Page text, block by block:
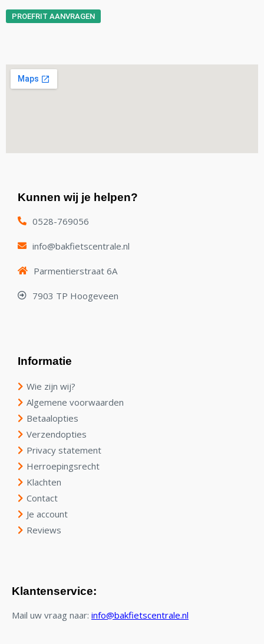
PROEFRIT AANVRAGEN
Kunnen wij je helpen?
0528-769056
info@bakfietscentrale.nl
Parmentierstraat 6A
7903 TP Hoogeveen
Informatie
Wie zijn wij?
Algemene voorwaarden
Betaalopties
Verzendopties
Privacy statement
Herroepingsrecht
Klachten
Contact
Je account
Reviews
Klantenservice:
Mail uw vraag naar: info@bakfietscentrale.nl